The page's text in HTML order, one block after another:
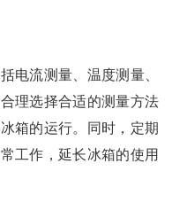
电流测量、温度测量、
理选择合适的测量方法
箱的运行。同时，定期
工作，延长冰箱的使用